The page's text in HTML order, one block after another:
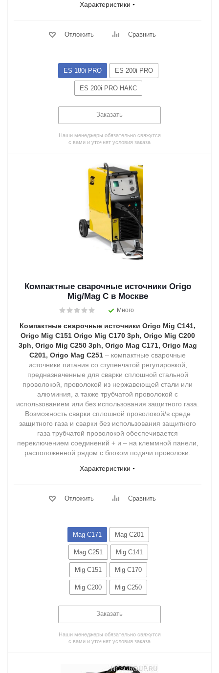
Характеристики
Отложить Сравнить
ES 180i PRO ES 200i PRO
ES 200i PRO НАКС
Заказать
Наши менеджеры обязательно свяжутся
с вами и уточнят условия заказа
Компактные сварочные источники Origo
Mig/Mag C в Москве
Много
Компактные сварочные источники Origo Mig C141,
Origo Mig C151 Origo Mig C170 3ph, Origo Mig C200
3ph, Origo Mig C250 3ph, Origo Mag C171, Origo Mag
C201, Origo Mag C251 – компактные сварочные
источники питания со ступенчатой регулировкой,
предназначенные для сварки сплошной стальной
проволокой, проволокой из нержавеющей стали или
алюминия, а также трубчатой проволокой с
использованием или без использования защитного газа.
Возможность сварки сплошной проволокой/в среде
защитного газа и сварки без использования защитного
газа трубчатой проволокой обеспечивается
переключением соединений + и – на клеммной панели,
расположенной рядом с блоком подачи проволоки.
Характеристики
Отложить Сравнить
Mag C171 Mag C201
Mag C251 Mig C141
Mig C151 Mig C170
Mig C200 Mig C250
Заказать
Наши менеджеры обязательно свяжутся
с вами и уточнят условия заказа